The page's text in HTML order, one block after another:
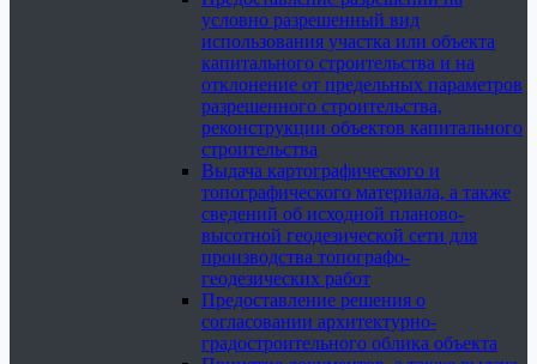
условно разрешенный вид
использования участка или объекта
капитального строительства и на
отклонение от предельных параметров
разрешенного строительства,
реконструкции объектов капитального
строительства
Выдача картографического и
топографического материала, а также
сведений об исходной планово-
высотной геодезической сети для
производства топографо-
геодезических работ
Предоставление решения о
согласовании архитектурно-
градостроительного облика объекта